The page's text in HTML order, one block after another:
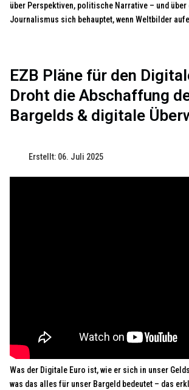
über Perspektiven, politische Narrative – und über
Journalismus sich behauptet, wenn Weltbilder
EZB Pläne für den
Droht die Abschaffung
Bargelds & digitale
Erstellt: 06. Juli 2025
Was der Digitale Euro ist, wie er sich in unser
was das alles für unser Bargeld bedeutet – das